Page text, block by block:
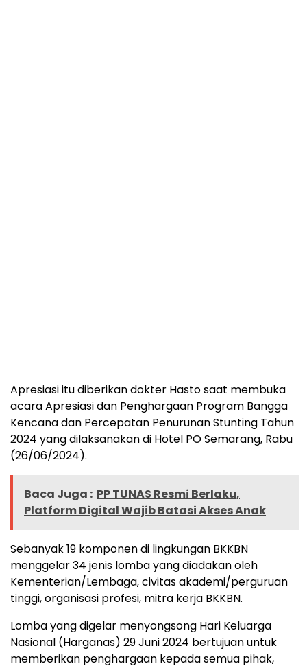
Apresiasi itu diberikan dokter Hasto saat membuka
acara Apresiasi dan Penghargaan Program Bangga
Kencana dan Percepatan Penurunan Stunting Tahun
2024 yang dilaksanakan di Hotel PO Semarang, Rabu
(26/06/2024).
Baca Juga : PP TUNAS Resmi Berlaku,
Platform Digital Wajib Batasi Akses Anak
Sebanyak 19 komponen di lingkungan BKKBN
menggelar 34 jenis lomba yang diadakan oleh
Kementerian/Lembaga, civitas akademi/perguruan
tinggi, organisasi profesi, mitra kerja BKKBN.
Lomba yang digelar menyongsong Hari Keluarga
Nasional (Harganas) 29 Juni 2024 bertujuan untuk
memberikan penghargaan kepada semua pihak,